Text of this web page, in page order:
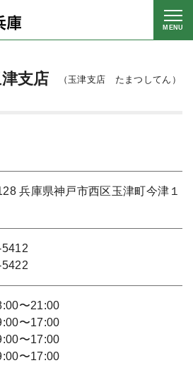
MENU
支店 （玉津支店 たまつしてん）
兵庫県神戸市西区玉津町今津１
〜21:00
〜17:00
〜17:00
〜17:00